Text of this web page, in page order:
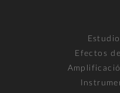
Efectos